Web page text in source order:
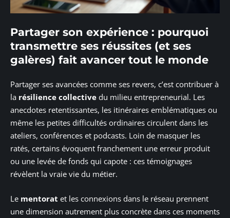
Partager son expérience : pourquoi
transmettre ses réussites (et ses
galères) fait avancer tout le monde
Partager ses avancées comme ses revers, c’est contribuer à
la résilience collective du milieu entrepreneurial. Les
anecdotes retentissantes, les itinéraires emblématiques ou
même les petites difficultés ordinaires circulent dans les
ateliers, conférences et podcasts. Loin de masquer les
ratés, certains évoquent franchement une erreur produit
ou une levée de fonds qui capote : ces témoignages
révèlent la vraie vie du métier.
Le mentorat et les connexions dans le réseau prennent
une dimension autrement plus concrète dans ces moments